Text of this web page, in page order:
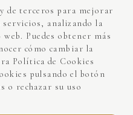
COFINANCIADO
GENERATION (EU)
Y
de terceros para mejorar
analizando la
Puedes obtener más
cómo cambiar la
Política de Cookies
pulsando el botón
o rechazar su uso